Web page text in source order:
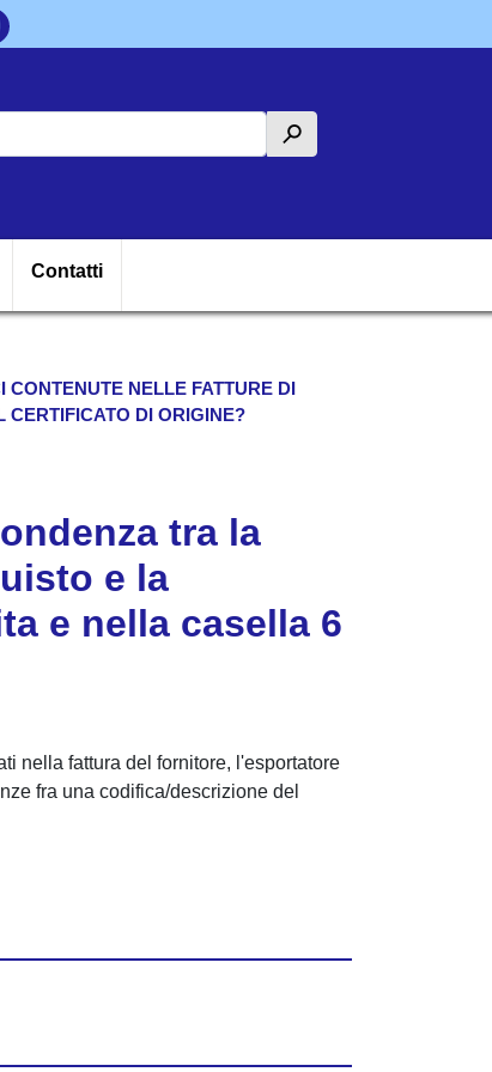
h
Contatti
NELLE FATTURE DI
CERTIFICATO DI ORIGINE?
tra la
e la
e nella casella 6
nella fattura del fornitore, l'esportatore
fra una codifica/descrizione del